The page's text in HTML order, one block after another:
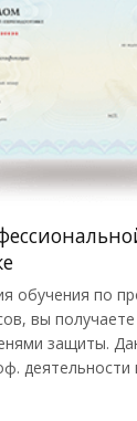
обучения по
вы
защиты.
деятельности